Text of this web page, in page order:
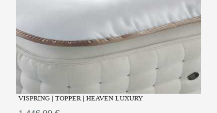
VISPRING | TOPPER | HEAVEN LUXURY